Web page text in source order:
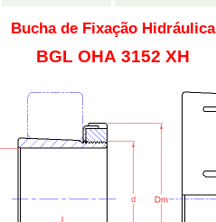
Bucha de Fixação Hidráulica
BGL OHA 3152 XH